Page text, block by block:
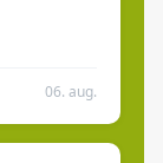
06. aug.